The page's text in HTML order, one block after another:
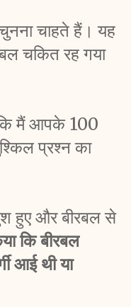
चाहते हैं। यह
चकित रह गया
मैं आपके 100
प्रश्न का
हुए और बीरबल से
कि बीरबल
आई थी या